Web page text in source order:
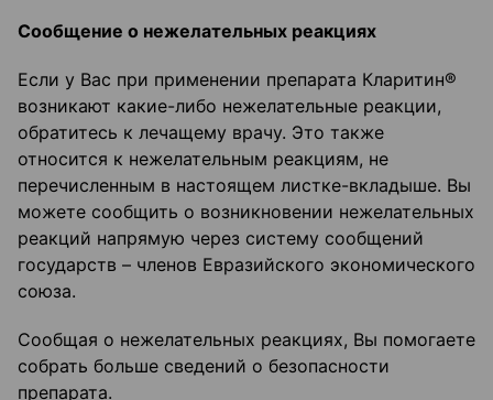
Сообщение о нежелательных реакциях
Если у Вас при применении препарата Кларитин®
возникают какие-либо нежелательные реакции,
обратитесь к лечащему врачу. Это также
относится к нежелательным реакциям, не
перечисленным в настоящем листке-вкладыше. Вы
можете сообщить о возникновении нежелательных
реакций напрямую через систему сообщений
государств – членов Евразийского экономического
союза.
Сообщая о нежелательных реакциях, Вы помогаете
собрать больше сведений о безопасности
препарата.